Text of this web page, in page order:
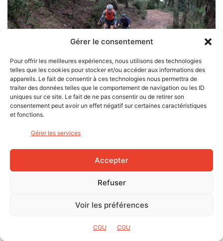
Gérer le consentement
Pour offrir les meilleures expériences, nous utilisons des technologies
telles que les cookies pour stocker et/ou accéder aux informations des
appareils. Le fait de consentir à ces technologies nous permettra de
traiter des données telles que le comportement de navigation ou les ID
uniques sur ce site. Le fait de ne pas consentir ou de retirer son
consentement peut avoir un effet négatif sur certaines caractéristiques
et fonctions.
Gérer les services
Accepter
Refuser
Voir les préférences
CGU CGU
Enfin, un peu de répit après un enchaînement de montées – photo
au lieu-dit “Les Gastons”, nous récupérons la route du Muy
et attaquons la dernière difficulté : le col de Peigros, long
de seulement 2 km, mais avec une dernière rampe bien